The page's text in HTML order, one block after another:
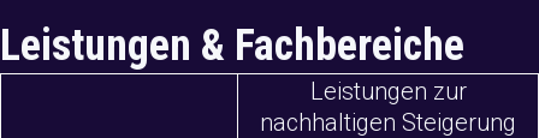
Leistungen & Fachbereiche
Leistungen zur
nachhaltigen Steigerung